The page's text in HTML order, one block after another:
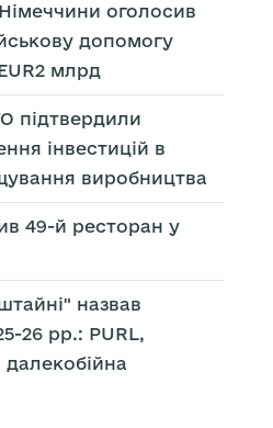
оголосив
допомогу
млрд
підтвердили
інвестицій в
виробництва
49-й ресторан у
назвав
26 рр.: PURL,
далекобійна